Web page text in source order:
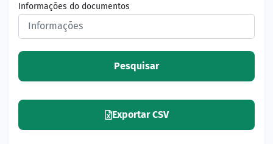
Informações do documentos
Pesquisar
Exportar CSV